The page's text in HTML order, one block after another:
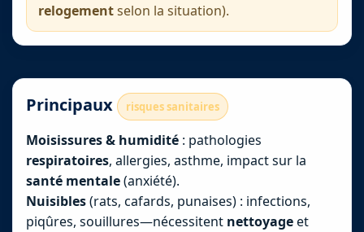
relogementselon la situation).
Principaux risques sanitaires
Moisissures & humidité : pathologies
respiratoires, allergies, asthme, impact sur la
santé mentale(anxiété).
Nuisibles(rats, cafards, punaises) : infections,
piqûres, souillures—nécessitent nettoyageet